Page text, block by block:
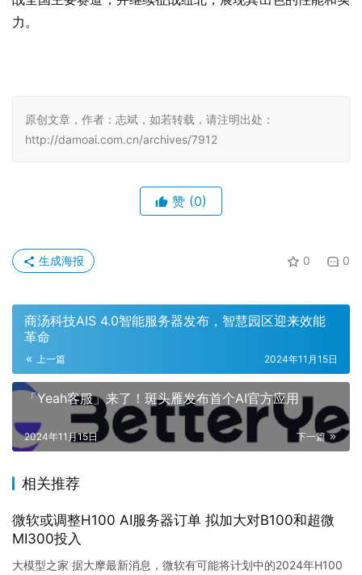
力。
原创文章，作者：志斌，如若转载，请注明出处：
http://damoai.com.cn/archives/7912
赞 (0)
0 0
生成海报
商汤科技AIS 4.0智能服务器发布，智慧园区迎来效能
革命
上一篇 2024年11月15日
「Yeah客服」来了！斑头雁发布首个AI官方应用
下一篇
2024年11月15日
相关推荐
微软或调整H100 AI服务器订单 拟加大对B100和超微
MI300投入
大模型之家 据大摩最新消息，微软有可能将计划中的2024年H100